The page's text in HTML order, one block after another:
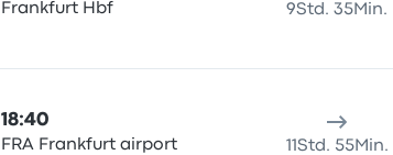
Frankfurt Hbf 9Std. 35Min.
18:40
FRA Frankfurt airport 11Std. 55Min.